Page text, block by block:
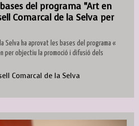
del programa “Art en
Comarcal de la Selva per
la Selva ha aprovat les bases del programa «
per objectiu la promoció i difusió dels
Comarcal de la Selva